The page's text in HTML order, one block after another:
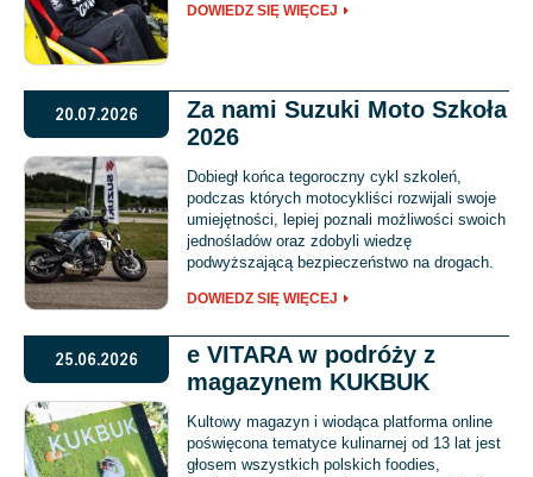
DOWIEDZ SIĘ WIĘCEJ
20.07.2026
Za nami Suzuki Moto Szkoła
2026
Dobiegł końca tegoroczny cykl szkoleń,
podczas których motocykliści rozwijali swoje
umiejętności, lepiej poznali możliwości swoich
jednośladów oraz zdobyli wiedzę
podwyższającą bezpieczeństwo na drogach.
DOWIEDZ SIĘ WIĘCEJ
25.06.2026
e VITARA w podróży z
magazynem KUKBUK
Kultowy magazyn i wiodąca platforma online
poświęcona tematyce kulinarnej od 13 lat jest
głosem wszystkich polskich foodies,